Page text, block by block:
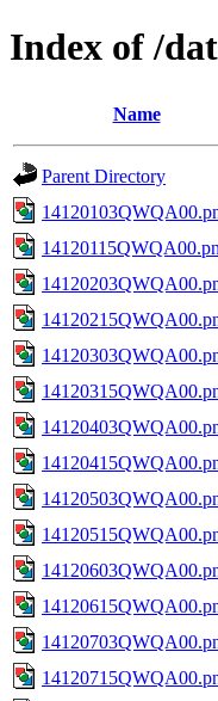
Index of /
Name
Parent Directory